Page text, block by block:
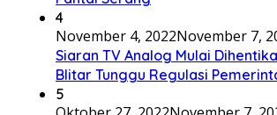
4
November 4, 2022November 7,
Siaran TV Analog Mulai
Blitar Tunggu Regulasi
5